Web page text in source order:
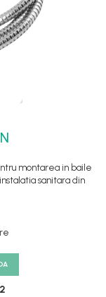
montarea in baile
sanitara din